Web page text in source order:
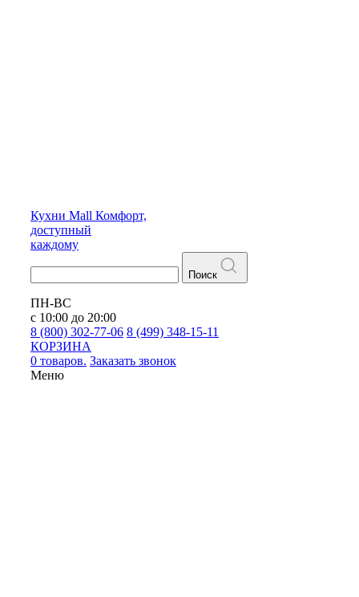
Кухни Mall Комфорт,
доступный
каждому
Поиск
ПН-ВС
с 10:00 до 20:00
8 (800) 302-77-06 8 (499) 348-15-11
КОРЗИНА
0 товаров. Заказать звонок
Меню